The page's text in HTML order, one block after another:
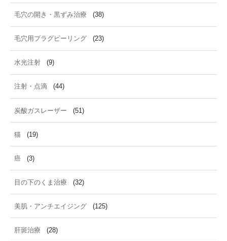
毛穴の開き・黒ずみ治療 (38)
毛穴用プラグピーリング (23)
水光注射 (9)
注射・点滴 (44)
炭酸ガスレーザー (51)
猫 (19)
癌 (3)
目の下のくま治療 (32)
美肌・アンチエイジング (125)
肝斑治療 (28)